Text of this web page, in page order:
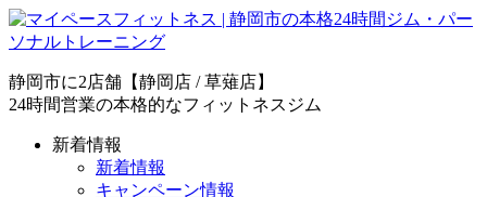
静岡市に2店舗【静岡店 / 草薙店】
24時間営業の本格的なフィットネスジム
新着情報
新着情報
キャンペーン情報